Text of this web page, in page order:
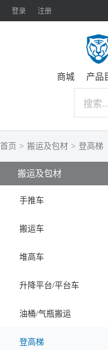
登录 注册
商城 产品
首页 > 搬运及包材 > 登高梯
搬运及包材
手推车
搬运车
堆高车
升降平台/平台车
油桶/气瓶搬运
登高梯